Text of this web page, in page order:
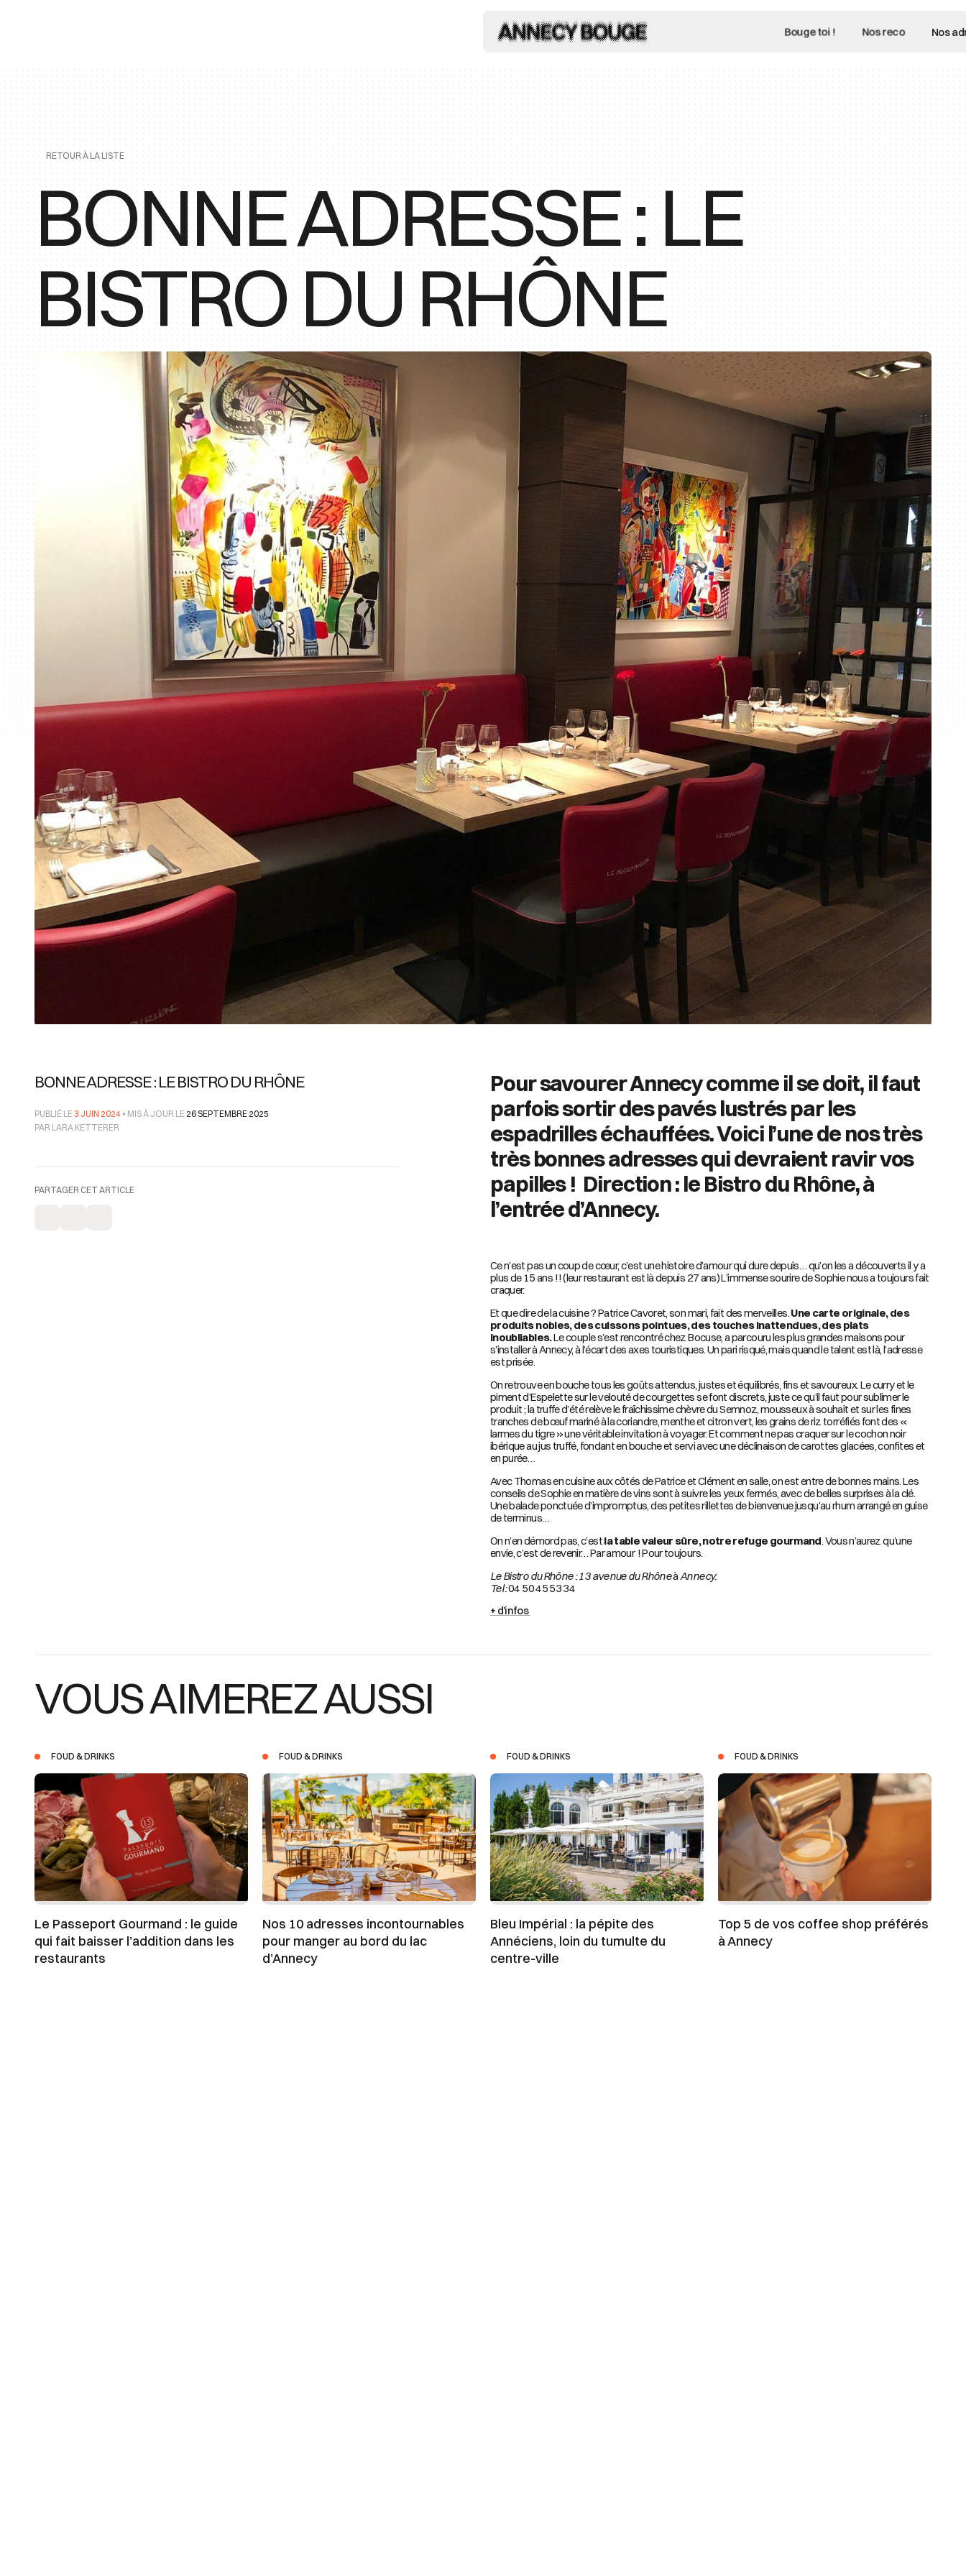
Bouge toi ! Nos reco Nos
RETOUR À LA LISTE
BONNE ADRESSE : LE
BISTRO DU RHÔNE
BONNE ADRESSE : LE BISTRO DU RHÔNE
PUBLIÉ LE3 JUIN 2024 • MIS À JOUR LE 26 SEPTEMBRE 2025
PAR LARA KETTERER
PARTAGER CET ARTICLE
Pour savourer Annecy comme il se doit, il faut
parfois sortir des pavés lustrés par les
espadrilles échauffées. Voici l’une de nos très
très bonnes adresses qui devraient ravir vos
papilles ! Direction : le Bistro du Rhône, à
l’entrée d’Annecy.
Ce n’est pas un coup de cœur, c’est une histoire d’amour qui dure depuis… qu’on les a découverts il y a
plus de 15 ans !! (leur restaurant est là depuis 27 ans) L’immense sourire de Sophie nous a toujours fait
craquer.
Et que dire de la cuisine ? Patrice Cavoret, son mari, fait des merveilles.Une carte originale, des
produits nobles, des cuissons pointues, des touches inattendues, des plats
inoubliables.Le couple s’est rencontré chez Bocuse, a parcouru les plus grandes maisons pour
s’installer à Annecy, à l’écart des axes touristiques. Un pari risqué, mais quand le talent est là, l’adresse
est prisée.
On retrouve en bouche tous les goûts attendus, justes et équilibrés, fins et savoureux. Le curry et le
piment d’Espelette sur le velouté de courgettes se font discrets, juste ce qu’il faut pour sublimer le
produit ; la truffe d’été relève le fraîchissime chèvre du Semnoz, mousseux à souhait et sur les fines
tranches de bœuf mariné à la coriandre, menthe et citron vert, les grains de riz torréfiés font des «
larmes du tigre » une véritable invitation à voyager. Et comment ne pas craquer sur le cochon noir
ibérique au jus truffé, fondant en bouche et servi avec une déclinaison de carottes glacées, confites et
en purée…
Avec Thomas en cuisine aux côtés de Patrice et Clément en salle, on est entre de bonnes mains. Les
conseils de Sophie en matière de vins sont à suivre les yeux fermés, avec de belles surprises à la clé.
Une balade ponctuée d’impromptus, des petites rillettes de bienvenue jusqu’au rhum arrangé en guise
de terminus…
On n’en démord pas, c’estla table valeur sûre, notre refuge gourmand. Vous n’aurez qu’une
envie, c’est de revenir… Par amour ! Pour toujours.
Le Bistro du Rhône : 13 avenue du RhôneàAnnecy.
Tel :04 50 45 53 34
+ d’infos
VOUS AIMEREZ AUSSI
FOUD & DRINKS
Le Passeport Gourmand : le guide
qui fait baisser l’addition dans les
restaurants
FOUD & DRINKS
Nos 10 adresses incontournables
pour manger au bord du lac
d’Annecy
FOUD & DRINKS
Bleu Impérial : la pépite des
Annéciens, loin du tumulte du
centre-ville
FOUD & DRINKS
Top 5 de vos coffee shop préférés
à Annecy